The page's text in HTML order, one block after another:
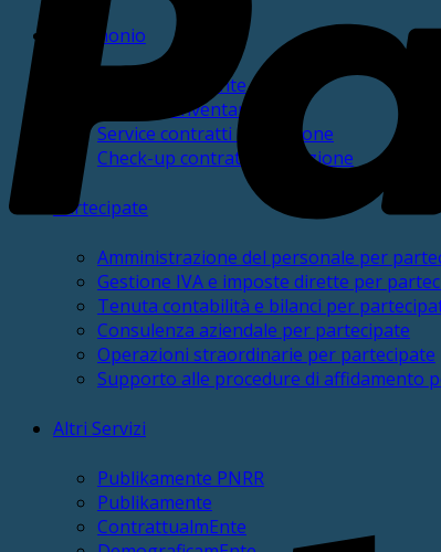
Patrimonio
PatrimonialmEnte
Gestione inventario
Service contratti di locazione
Check-up contratti di locazione
Partecipate
Amministrazione del personale per
Gestione IVA e imposte dirette per
Tenuta contabilità e bilanci per
Consulenza aziendale per partecipate
Operazioni straordinarie per partecipate
Supporto alle procedure di affidamento
Altri Servizi
Publikamente PNRR
Publikamente
ContrattualmEnte